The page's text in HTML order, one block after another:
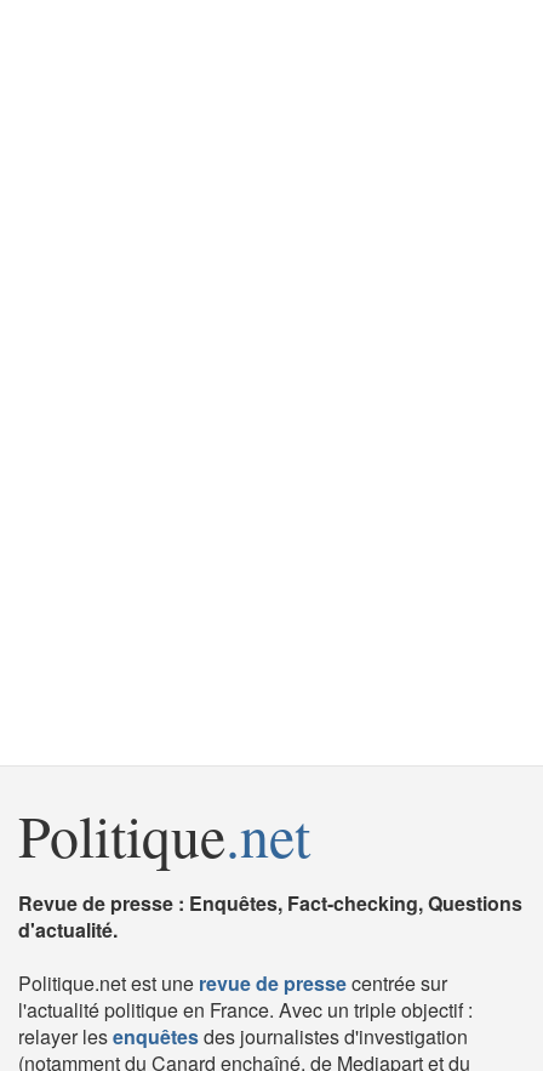
Politique.net
Revue de presse : Enquêtes, Fact-checking, Questions
d'actualité.
Politique.net est une revue de pressecentrée sur
l'actualité politique en France. Avec un triple objectif :
relayer lesenquêtesdes journalistes d'investigation
(notamment du Canard enchaîné, de Mediapart et du